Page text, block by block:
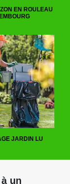
EN ROULEAU
JARDIN LU
un